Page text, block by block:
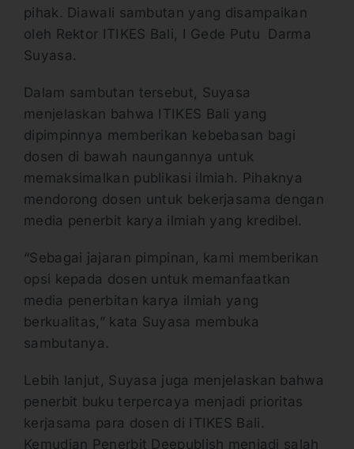
pihak. Diawali sambutan yang disampaikan
oleh Rektor ITIKES Bali, I Gede Putu Darma
Suyasa.
Dalam sambutan tersebut, Suyasa
menjelaskan bahwa ITIKES Bali yang
dipimpinnya memberikan kebebasan bagi
dosen di bawah naungannya untuk
memaksimalkan publikasi ilmiah. Pihaknya
mendorong dosen untuk bekerjasama dengan
media penerbit karya ilmiah yang kredibel.
“Sebagai jajaran pimpinan, kami memberikan
opsi kepada dosen untuk memanfaatkan
media penerbitan karya ilmiah yang
berkualitas,” kata Suyasa membuka
sambutanya.
Lebih lanjut, Suyasa juga menjelaskan bahwa
penerbit buku terpercaya menjadi prioritas
kerjasama para dosen di ITIKES Bali.
Kemudian Penerbit Deepublish menjadi salah